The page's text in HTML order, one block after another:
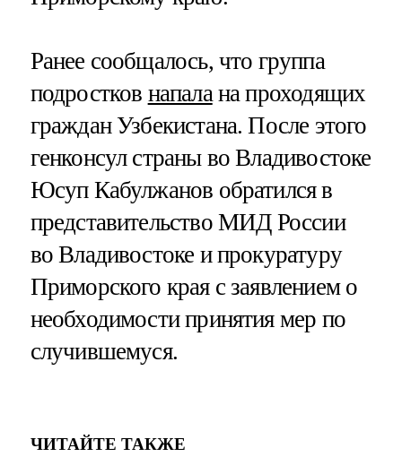
Ранее сообщалось, что группа
подростков напала на проходящих
граждан Узбекистана. После этого
генконсул страны во Владивостоке
Юсуп Кабулжанов обратился в
представительство МИД России
во Владивостоке и прокуратуру
Приморского края с заявлением о
необходимости принятия мер по
случившемуся.
ЧИТАЙТЕ ТАКЖЕ